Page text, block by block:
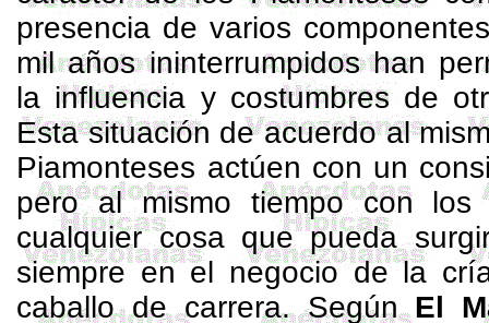
presencia de varios
mil años ininterrumpidos han
la influencia y costumbres de
Esta situación de acuerdo al
Piamonteses actúen con un
pero al mismo tiempo con
cualquier cosa que pueda
siempre en el negocio de la
caballo de carrera. SegúnEl